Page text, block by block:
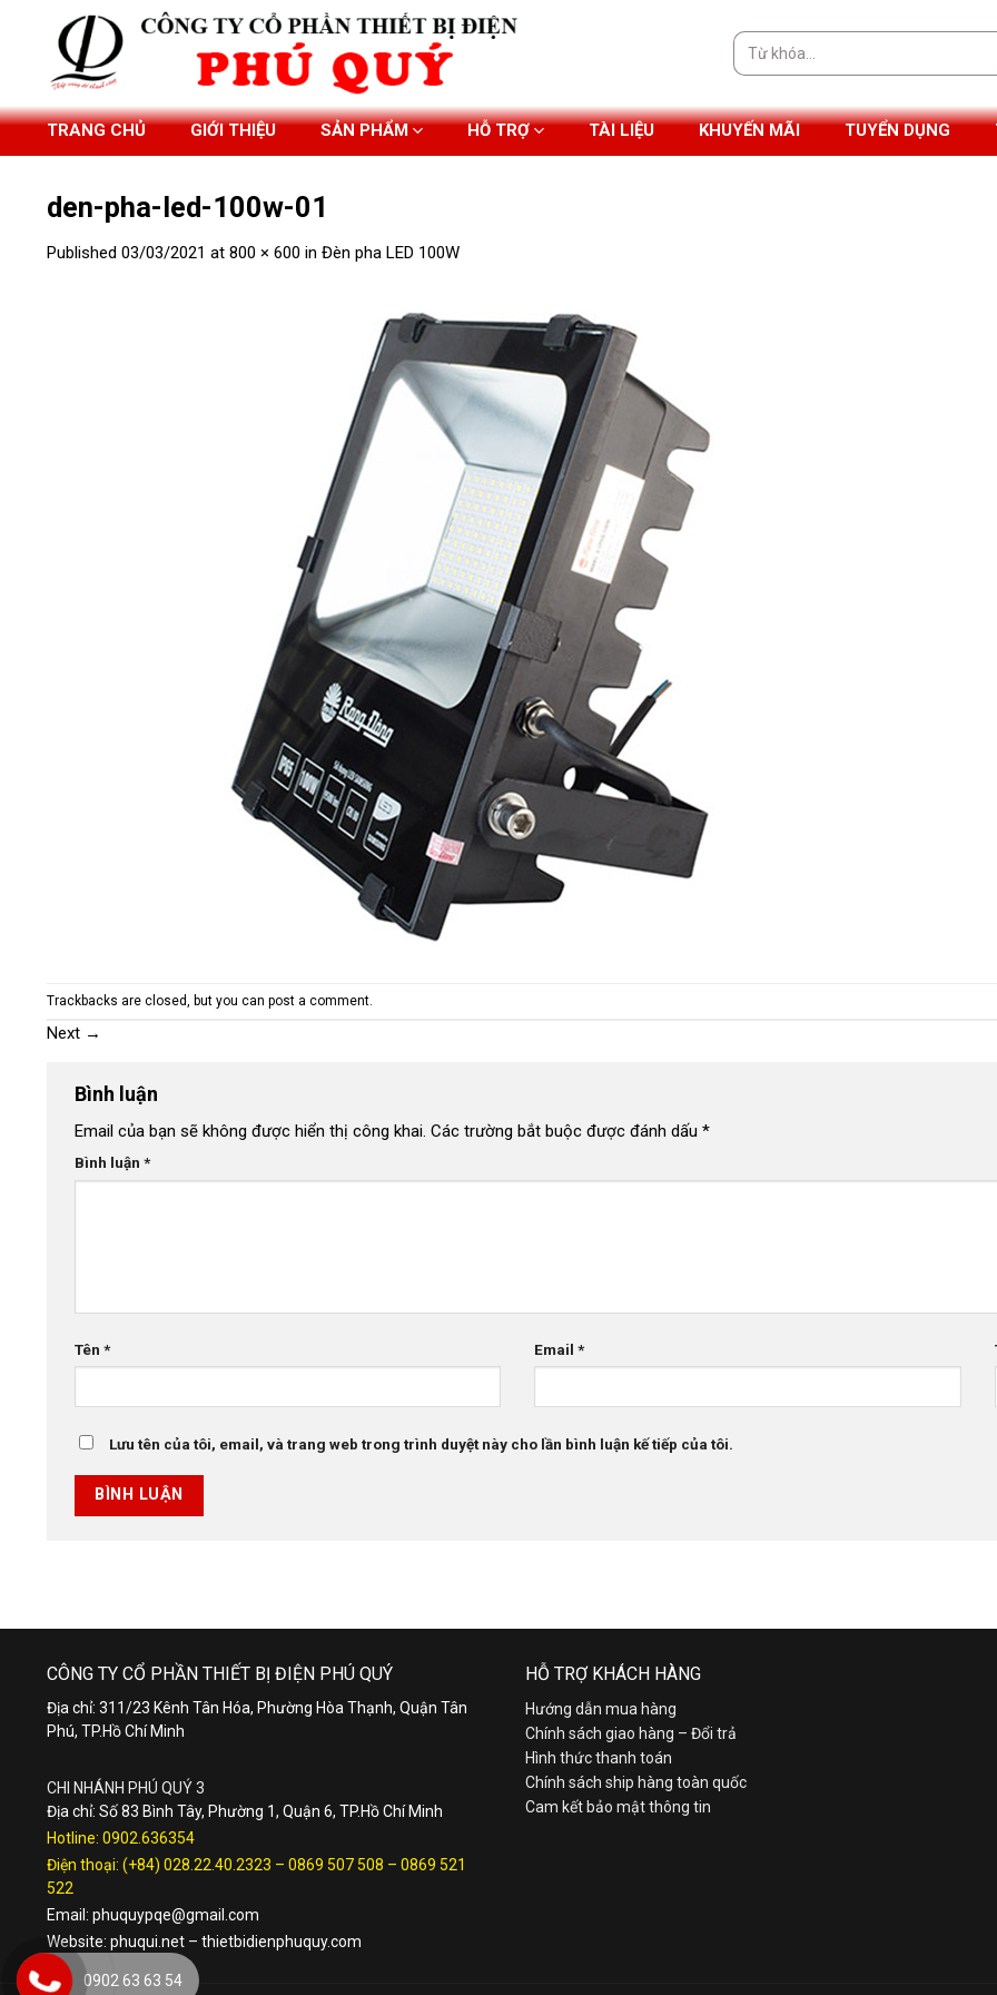
Tìm
kiếm:
TRANG CHỦ GIỚI THIỆU SẢN PHẨM HỖ TRỢ TÀI LIỆU KHUYẾN MÃI TUYỂN DỤNG
den-pha-led-100w-01
Published 03/03/2021 at 800 × 600 in Đèn pha LED 100W
Trackbacks are closed, but you can post a comment
Next →
Bình luận
Email của bạn sẽ không được hiển thị công khai. Các trường bắt buộc được đánh dấu *
Bình luận *
Tên * Email*
Lưu tên của tôi, email, và trang web trong trình duyệt này cho lần bình luận kế tiếp của tôi.
CÔNG TY CỔ PHẦN THIẾT BỊ ĐIỆN PHÚ QUÝ
Địa chỉ: 311/23 Kênh Tân Hóa, Phường Hòa Thạnh, Quận Tân
Phú, TP.Hồ Chí Minh
CHI NHÁNH PHÚ QUÝ 3
Địa chỉ: Số 83 Bình Tây, Phường 1, Quận 6, TP.Hồ Chí Minh
Hotline: 0902.636354
Điện thoại: (+84) 028.22.40.2323 – 0869 507 508 – 0869 521
522
Email: phuquypqe@gmail.com
Website: phuqui.net – thietbidienphuquy.com
HỖ TRỢ KHÁCH HÀNG
Hướng dẫn mua hàng
Chính sách giao hàng – Đổi trả
Hình thức thanh toán
Chính sách ship hàng toàn quốc
Cam kết bảo mật thông tin
0902 63 63 54